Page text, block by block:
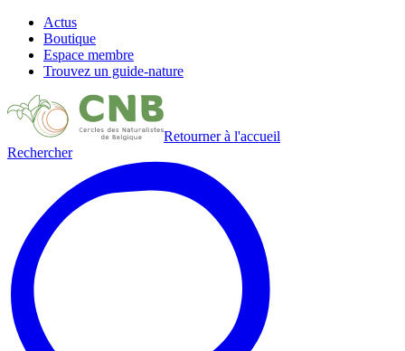
Actus
Boutique
Espace membre
Trouvez un guide-nature
Retourner à l'accueil
Rechercher